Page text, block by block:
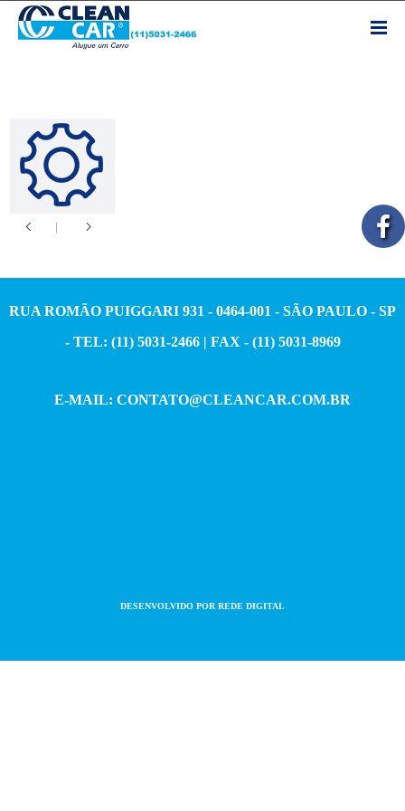
RUA ROMÃO PUIGGARI 931 - 0464-001 - SÃO PAULO - SP
- TEL: (11) 5031-2466 | FAX - (11) 5031-8969
E-MAIL: CONTATO@CLEANCAR.COM.BR
DESENVOLVIDO POR REDE DIGITAL